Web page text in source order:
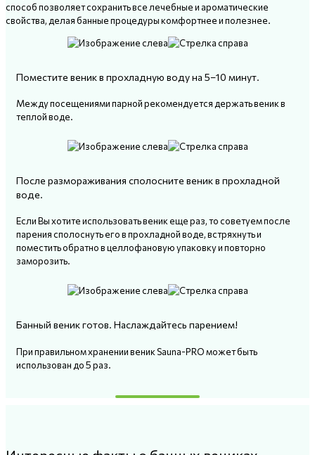
способ позволяет сохранить все лечебные и ароматические
свойства, делая банные процедуры комфортнее и полезнее.
Поместите веник в прохладную воду на 5–10 минут.
Между посещениями парной рекомендуется держать веник в
теплой воде.
После размораживания сполосните веник в прохладной
воде.
Если Вы хотите использовать веник еще раз, то советуем после
парения сполоснуть его в прохладной воде, встряхнуть и
поместить обратно в целлофановую упаковку и повторно
заморозить.
Банный веник готов. Наслаждайтесь парением!
При правильном хранении веник Sauna-PRO может быть
использован до 5 раз.